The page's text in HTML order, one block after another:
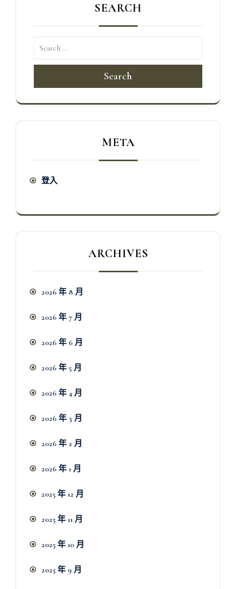
SEARCH
Search
META
登入
ARCHIVES
2026 年 8 月
2026 年 7 月
2026 年 6 月
2026 年 5 月
2026 年 4 月
2026 年 3 月
2026 年 2 月
2026 年 1 月
2025 年 12 月
2025 年 11 月
2025 年 10 月
2025 年 9 月